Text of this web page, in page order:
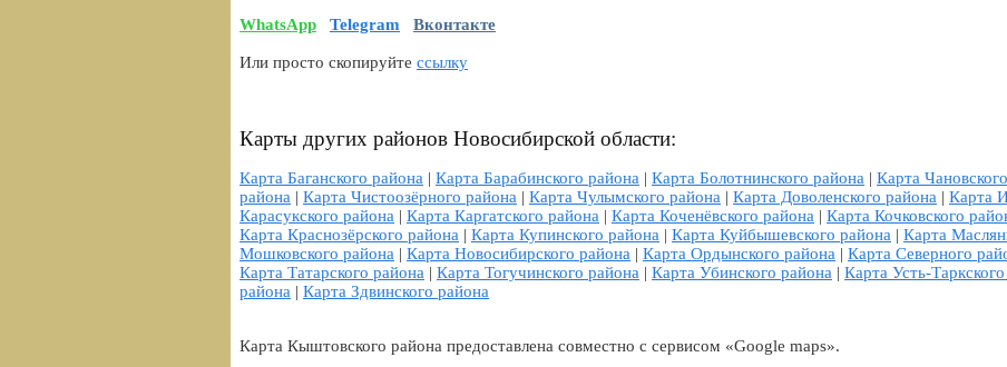
WhatsApp
Telegram Вконтакте
Или просто скопируйте ссылку
Карты других районов Новосибирской области:
Карта Баганского района | Карта Барабинского района | Карта Болотнинского района | Карта
района | Карта Чистоозёрного района | Карта Чулымского района | Карта Доволенского района | Карта
Карасукского района | Карта Каргатского района | Карта Коченёвского района | Карта Кочковского
Карта Краснозёрского района | Карта Купинского района | Карта Куйбышевского района | Карта
Мошковского района | Карта Новосибирского района | Карта Ордынского района | Карта Северного
Карта Татарского района | Карта Тогучинского района | Карта Убинского района | Карта Усть-
района | Карта Здвинского района
Карта Кыштовского района предоставлена совместно с сервисом «Google maps».